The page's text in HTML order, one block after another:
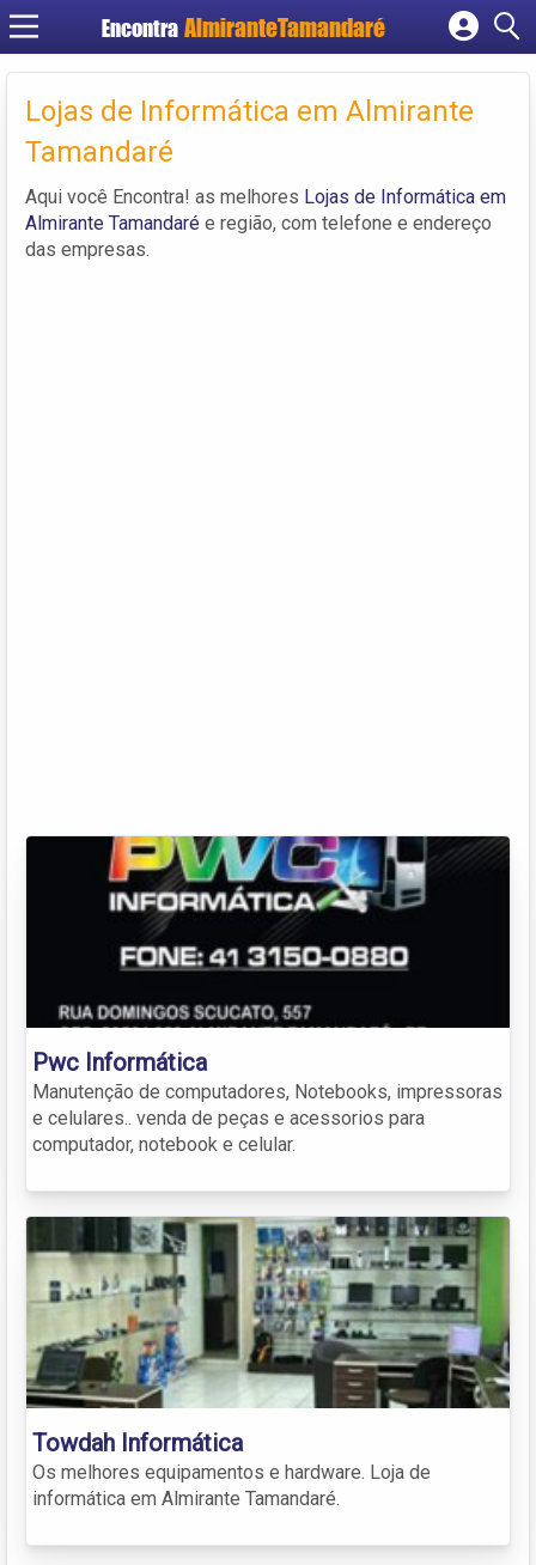
Encontra
Cadastrar empresa
Criar conta
Lojas de Informática em Almirante
Tamandaré
Aqui você Encontra! as melhores Lojas de Informática em
Almirante Tamandaré e região, com telefone e endereço
das empresas.
Pwc Informática
Manutenção de computadores, Notebooks, impressoras
e celulares.. venda de peças e acessorios para
computador, notebook e celular.
Towdah Informática
Os melhores equipamentos e hardware. Loja de
informática em Almirante Tamandaré.